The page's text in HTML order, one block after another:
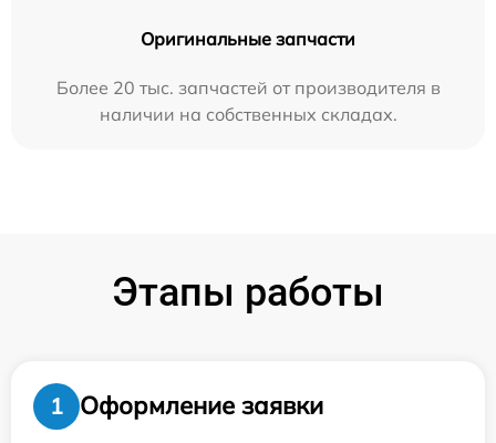
Оригинальные запчасти
Более 20 тыс. запчастей от производителя в
наличии на собственных складах.
Этапы работы
1
Оформление заявки